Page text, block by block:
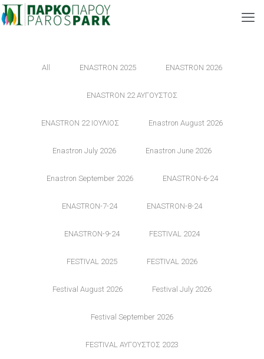
All ENASTRON 2025 ENASTRON 2026
ENASTRON 22 ΑΥΓΟΥΣΤΟΣ
ENASTRON 22 ΙΟΥΛΙΟΣ Enastron August 2026
Enastron July 2026 Enastron June 2026
Enastron September 2026 ENASTRON-6-24
ENASTRON-7-24 ENASTRON-8-24
ENASTRON-9-24 FESTIVAL 2024
FESTIVAL 2025 FESTIVAL 2026
Festival August 2026 Festival July 2026
Festival September 2026
FESTIVAL ΑΥΓΟΥΣΤΟΣ 2023